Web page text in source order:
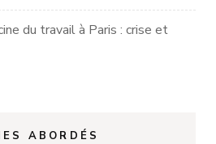
du travail à Paris : crise et
ABORDÉS